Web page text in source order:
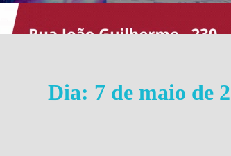
Dia: 7 de maio de